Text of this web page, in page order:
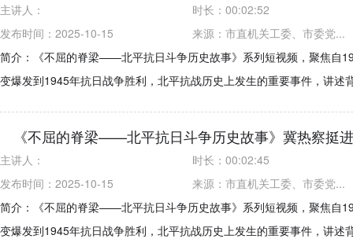
主讲人： 时长： 00:02:52
发布时间：2025-10-15
来源： 市直机关工委、市委党...
简介：《不屈的脊梁——北平抗日斗争历史故事》系列短视频，聚焦自
变爆发到1945年抗日战争胜利，北平抗战历史上发生的重要事件，讲述
《不屈的脊梁——北平抗日斗争历史故事》冀热察挺
主讲人： 时长： 00:02:45
发布时间：2025-10-15
来源： 市直机关工委、市委党...
简介：《不屈的脊梁——北平抗日斗争历史故事》系列短视频，聚焦自
变爆发到1945年抗日战争胜利，北平抗战历史上发生的重要事件，讲述